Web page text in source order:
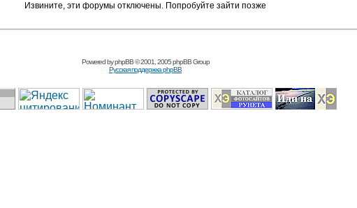
Извините, эти форумы отключены. Попробуйте зайти позже
Powered byphpBB© 2001, 2005 phpBB Group
Русская поддержка phpBB